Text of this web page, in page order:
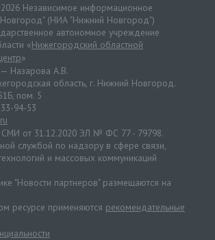
Независимое информационное
Новгород" (НИА "Нижний Новгород")
автономное учреждение
«Нижегородский областной
»
Назарова А.В.
область, г. Нижний Новгород.
пом. 5
94-53
СМИ от 31.12.2020 ЭЛ № ФС 77 - 79798.
службой по надзору в сфере связи,
и массовых коммуникаций
"Новости партнеров" размещаются на
ресурсе применяются рекомендательные